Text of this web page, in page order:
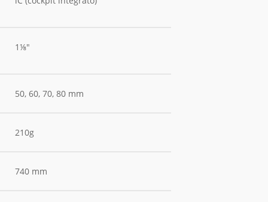
1⅛"
50, 60, 70, 80 mm
210g
740 mm